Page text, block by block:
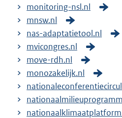
monitoring-nsl.nl
mnsw.nl
nas-adaptatietool.nl
mvicongres.nl
move-rdh.nl
monozakelijk.nl